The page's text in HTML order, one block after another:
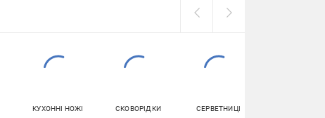
КУХОННІ НОЖІ СКОВОРІДКИ СЕРВЕТНИЦІ